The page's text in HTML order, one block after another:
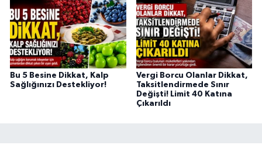
Bu 5 Besine Dikkat, Kalp
Sağlığınızı Destekliyor!
Vergi Borcu Olanlar Dikkat,
Taksitlendirmede Sınır
Değişti! Limit 40 Katına
Çıkarıldı